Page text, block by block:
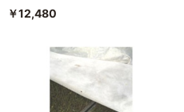
￥12,480